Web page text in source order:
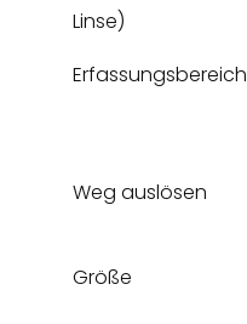
Linse)
Erfassungsbereich
Weg auslösen
Größe